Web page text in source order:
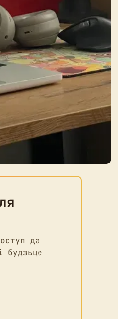
да
будзьце